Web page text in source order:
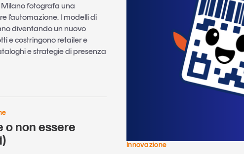
Innovazione
Milano fotografa una
l'automazione. I modelli di
diventando un nuovo
e costringono retailer e
e strategie di presenza
o non essere